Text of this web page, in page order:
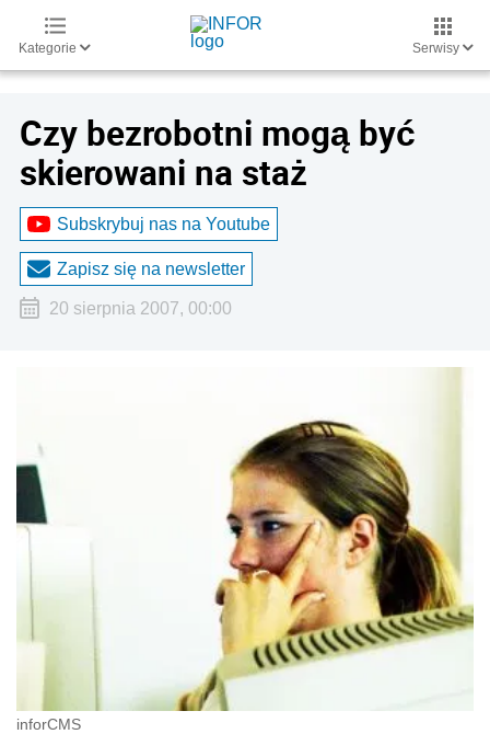
Kategorie Serwisy
Czy bezrobotni mogą być
skierowani na staż
Subskrybuj nas na Youtube
Zapisz się na newsletter
20 sierpnia 2007, 00:00
inforCMS